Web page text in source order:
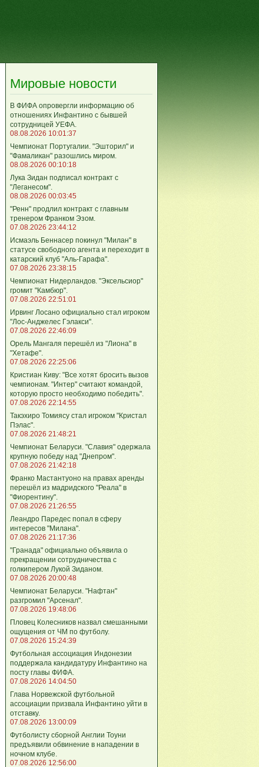
Мировые новости
В ФИФА опровергли информацию об
отношениях Инфантино с бывшей
сотрудницей УЕФА.
08.08.2026 10:01:37
Чемпионат Португалии. "Эшторил" и
"Фамаликан" разошлись миром.
08.08.2026 00:10:18
Лука Зидан подписал контракт с
"Леганесом".
08.08.2026 00:03:45
"Ренн" продлил контракт с главным
тренером Франком Эзом.
07.08.2026 23:44:12
Исмаэль Беннасер покинул "Милан" в
статусе свободного агента и переходит в
катарский клуб "Аль-Гарафа".
07.08.2026 23:38:15
Чемпионат Нидерландов. "Эксельсиор"
громит "Камбюр".
07.08.2026 22:51:01
Ирвинг Лосано официально стал игроком
"Лос-Анджелес Гэлакси".
07.08.2026 22:46:09
Орель Мангаля перешёл из "Лиона" в
"Хетафе".
07.08.2026 22:25:06
Кристиан Киву: "Все хотят бросить вызов
чемпионам. "Интер" считают командой,
которую просто необходимо победить".
07.08.2026 22:14:55
Такэхиро Томиясу стал игроком "Кристал
Пэлас".
07.08.2026 21:48:21
Чемпионат Беларуси. "Славия" одержала
крупную победу над "Днепром".
07.08.2026 21:42:18
Франко Мастантуоно на правах аренды
перешёл из мадридского "Реала" в
"Фиорентину".
07.08.2026 21:26:55
Леандро Паредес попал в сферу
интересов "Милана".
07.08.2026 21:17:36
"Гранада" официально объявила о
прекращении сотрудничества с
голкипером Лукой Зиданом.
07.08.2026 20:00:48
Чемпионат Беларуси. "Нафтан"
разгромил "Арсенал".
07.08.2026 19:48:06
Пловец Колесников назвал смешанными
ощущения от ЧМ по футболу.
07.08.2026 15:24:39
Футбольная ассоциация Индонезии
поддержала кандидатуру Инфантино на
посту главы ФИФА.
07.08.2026 14:04:50
Глава Норвежской футбольной
ассоциации призвала Инфантино уйти в
отставку.
07.08.2026 13:00:09
Футболисту сборной Англии Тоуни
предъявили обвинение в нападении в
ночном клубе.
07.08.2026 12:56:00